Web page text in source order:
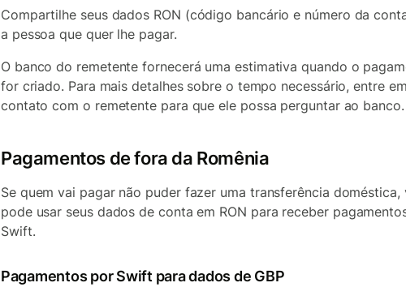
Compartilhe seus dados RON (código bancário e número da
a pessoa que quer lhe pagar.
O banco do remetente fornecerá uma estimativa quando o
for criado. Para mais detalhes sobre o tempo necessário, entre em
contato com o remetente para que ele possa perguntar ao banco.
Pagamentos de fora da Romênia
Se quem vai pagar não puder fazer uma transferência doméstica,
pode usar seus dados de conta em RON para receber
Swift.
Pagamentos por Swift para dados de GBP